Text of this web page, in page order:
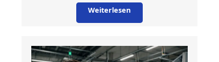
Weiterlesen